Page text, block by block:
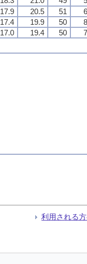
17.9 20.5 51
17.4 19.9 50
17.0 19.4 50
利用される